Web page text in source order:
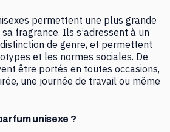
permettent une plus grande
fragrance. Ils s’adressent à un
de genre, et permettent
et les normes sociales. De
être portés en toutes occasions,
une journée de travail ou même
unisexe ?